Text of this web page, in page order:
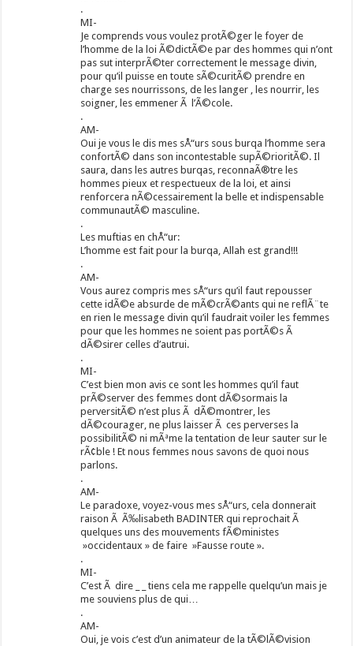
.
MI-
Je comprends vous voulez protÃ©ger le foyer de
l’homme de la loi Ã©dictÃ©e par des hommes qui n’ont
pas sut interprÃ©ter correctement le message divin,
pour qu’il puisse en toute sÃ©curitÃ© prendre en
charge ses nourrissons, de les langer , les nourrir, les
soigner, les emmener Ã l’Ã©cole.
.
AM-
Oui je vous le dis mes sÅ“urs sous burqa l’homme sera
confortÃ© dans son incontestable supÃ©rioritÃ©. Il
saura, dans les autres burqas, reconnaÃ®tre les
hommes pieux et respectueux de la loi, et ainsi
renforcera nÃ©cessairement la belle et indispensable
communautÃ© masculine.
.
Les muftias en chÅ“ur:
L’homme est fait pour la burqa, Allah est grand!!!
.
AM-
Vous aurez compris mes sÅ“urs qu’il faut repousser
cette idÃ©e absurde de mÃ©crÃ©ants qui ne reflÃ¨te
en rien le message divin qu’il faudrait voiler les femmes
pour que les hommes ne soient pas portÃ©s Ã
dÃ©sirer celles d’autrui.
.
MI-
C’est bien mon avis ce sont les hommes qu’il faut
prÃ©server des femmes dont dÃ©sormais la
perversitÃ© n’est plus Ã dÃ©montrer, les
dÃ©courager, ne plus laisser Ã ces perverses la
possibilitÃ© ni mÃªme la tentation de leur sauter sur le
rÃ¢ble ! Et nous femmes nous savons de quoi nous
parlons.
.
AM-
Le paradoxe, voyez-vous mes sÅ“urs, cela donnerait
raison Ã Ã‰lisabeth BADINTER qui reprochait Ã
quelques uns des mouvements fÃ©ministes
»occidentaux » de faire »Fausse route ».
.
MI-
C’est Ã dire _ _ tiens cela me rappelle quelqu’un mais je
me souviens plus de qui…
.
AM-
Oui, je vois c’est d’un animateur de la tÃ©lÃ©vision